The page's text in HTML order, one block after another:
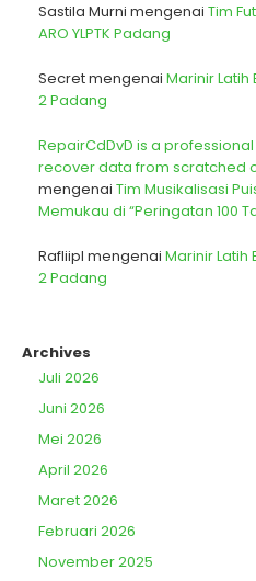
Sastila Murni mengenai Tim
ARO YLPTK Padang
Secretmengenai Marinir Latih
2 Padang
RepairCdDvD is a
recover data from scratched
mengenai Tim Musikalisasi
Memukau di “Peringatan 100
Rafliipl mengenai Marinir Latih
2 Padang
Archives
Juli 2026
Juni 2026
Mei 2026
April 2026
Maret 2026
Februari 2026
November 2025